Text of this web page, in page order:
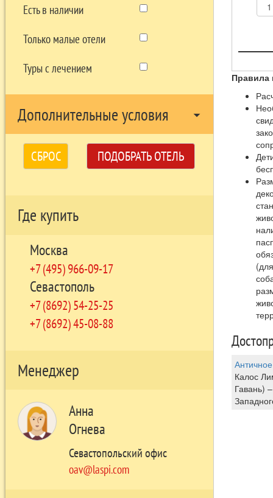
Есть в наличии
Только малые отели
Туры с лечением
Дополнительные условия arrow_drop_down
СБРОС ПОДОБРАТЬ ОТЕЛЬ
Где купить
Москва
+7 (495) 966-09-17
Севастополь
+7 (8692) 54-25-25
+7 (8692) 45-08-88
Менеджер
Анна
Огнева
Севастопольский офис
oav@laspi.com
Правила
Калос
Гавань)